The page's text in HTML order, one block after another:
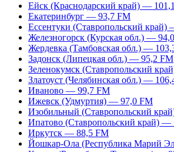
Ейск (Краснодарский край) —
Екатеринбург — 93,7 FM
Ессентуки (Ставропольский край)
Железногорск (Курская обл.) —
Жердевка (Тамбовская обл.) —
Задонск (Липецкая обл.) — 95,2 FM
Зеленокумск (Ставропольский
Златоуст (Челябинская обл.) —
Иваново — 99,7 FM
Ижевск (Удмуртия) — 97,0 FM
Изобильный (Ставропольский
Ипатово (Ставропольский край) —
Иркутск — 88,5 FM
Йошкар-Ола (Республика Марий